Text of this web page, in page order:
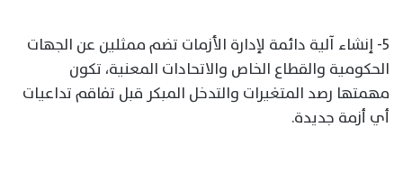
5- إنشاء آلية دائمة لإدارة الأزمات تضم ممثلين عن الجهات
الحكومية والقطاع الخاص والاتحادات المعنية، تكون
مهمتها رصد المتغيرات والتدخل المبكر قبل تفاقم تداعيات
أي أزمة جديدة.